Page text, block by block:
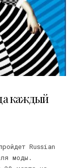
каждый
Russian
моды.